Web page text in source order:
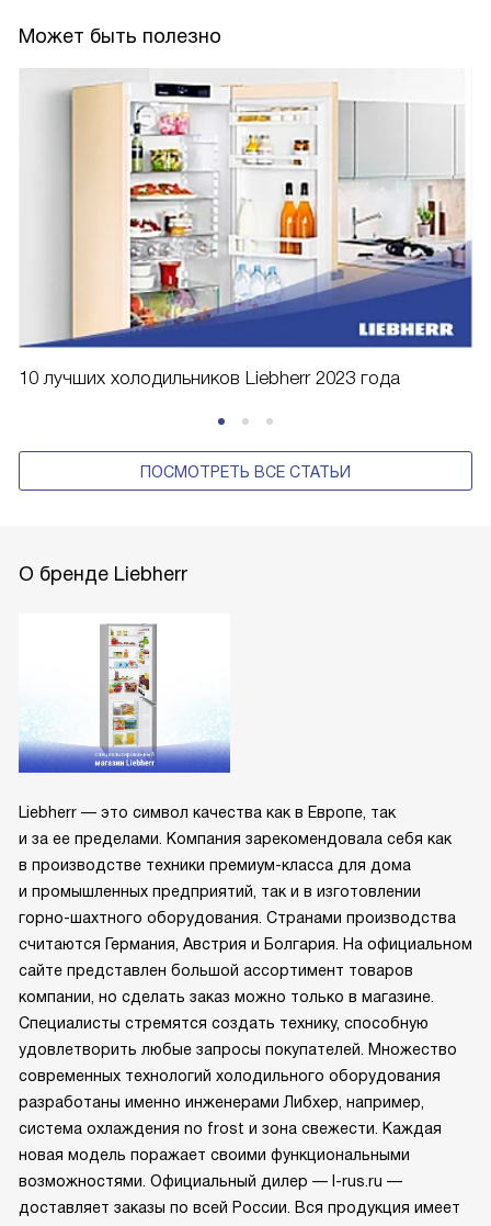
Может быть полезно
10 лучших холодильников Liebherr 2023 года
ПОСМОТРЕТЬ ВСЕ СТАТЬИ
О бренде Liebherr
Liebherr — это символ качества как в Европе, так
и за ее пределами. Компания зарекомендовала себя как
в производстве техники премиум-класса для дома
и промышленных предприятий, так и в изготовлении
горно-шахтного оборудования. Странами производства
считаются Германия, Австрия и Болгария. На официальном
сайте представлен большой ассортимент товаров
компании, но сделать заказ можно только в магазине.
Специалисты стремятся создать технику, способную
удовлетворить любые запросы покупателей. Множество
современных технологий холодильного оборудования
разработаны именно инженерами Либхер, например,
система охлаждения no frost и зона свежести. Каждая
новая модель поражает своими функциональными
возможностями. Официальный дилер — l-rus.ru —
доставляет заказы по всей России. Вся продукция имеет